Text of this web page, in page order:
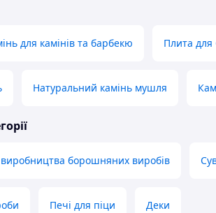
для камінів та барбекю Плита
Натуральний камінь мушля
борошняних виробів
Печі для піци Деки